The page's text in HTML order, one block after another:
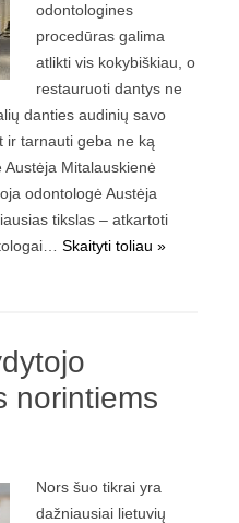
odontologines
procedūras galima
atlikti vis kokybiškiau, o
restauruoti dantys ne
danties audinių savo
ir tarnauti geba ne ką
Mitalauskienė
odontologė Austėja
tikslas – atkartoti
Skaityti toliau »
norintiems
Nors šuo tikrai yra
dažniausiai lietuvių